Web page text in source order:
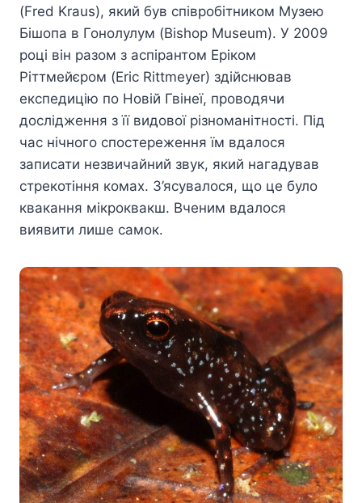
(Fred Kraus), який був співробітником Музею
Бішопа в Гонолулум (Bishop Museum). У 2009
році він разом з аспірантом Еріком
Ріттмейєром (Eric Rittmeyer) здійснював
експедицію по Новій Гвінеї, проводячи
дослідження з її видової різноманітності. Під
час нічного спостереження їм вдалося
записати незвичайний звук, який нагадував
стрекотіння комах. З’ясувалося, що це було
квакання мікроквакш. Вченим вдалося
виявити лише самок.